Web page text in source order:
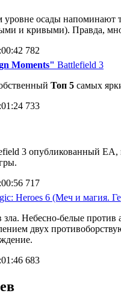
осады напоминают
и кривыми). Правда,
782
Moments" Battlefield 3
Топ 5 самых
733
3 опубликованный EA,
717
Heroes 6 (Меч и магия.
Небесно-белые против
двух
683